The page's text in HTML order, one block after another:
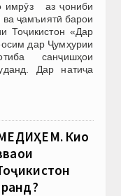
имрӯз аз ҷониби
ҷамъиятӣ барои
Тоҷикистон «Дар
дар Ҷумҳурии
санҷишҳои
Дар натиҷа
Киҳо